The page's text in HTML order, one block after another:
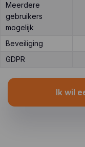
Meerdere
gebruikers
mogelijk
Beveiliging
GDPR
Ik wil